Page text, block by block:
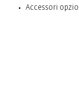
Accessori